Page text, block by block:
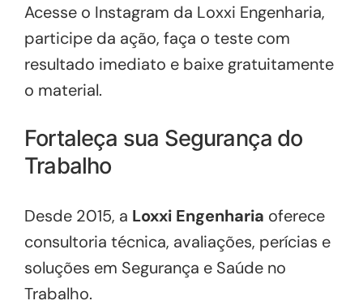
Acesse o Instagram da Loxxi Engenharia,
participe da ação, faça o teste com
resultado imediato e baixe gratuitamente
o material.
Fortaleça sua Segurança do
Trabalho
Desde 2015, a Loxxi Engenharia oferece
consultoria técnica, avaliações, perícias e
soluções em Segurança e Saúde no
Trabalho.